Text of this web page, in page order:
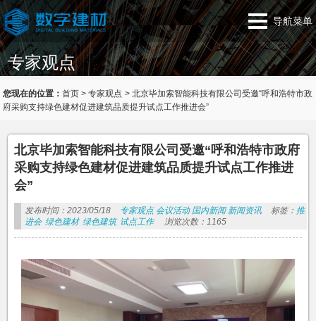
导航菜单
专家观点
您现在的位置：首页 >专家观点 >北京毕加索智能科技有限公司受邀“呼和浩特市政
府采购支持绿色建材促进建筑品质提升试点工作推进会”
北京毕加索智能科技有限公司受邀“呼和浩特市政府
采购支持绿色建材促进建筑品质提升试点工作推进
会”
发布时间：2023/05/18 专家观点 会议活动 国内新闻 新闻资讯 标签： 推
进会 绿色建材 绿色建筑 试点工作 浏览次数：1165